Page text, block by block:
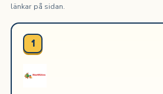
länkar på sidan.
1